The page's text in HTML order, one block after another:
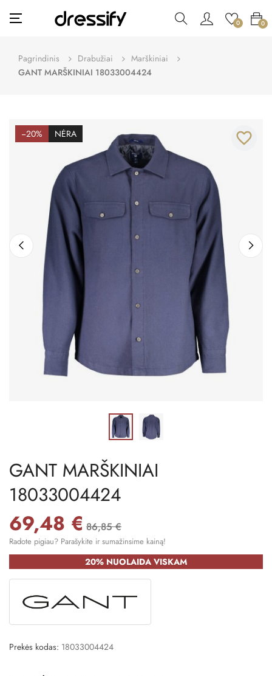
Toggle
navigation
☰ 0 0
Pagrindinis Drabužiai
Marškiniai
GANT MARŠKINIAI 18033004424
−20% NĖRA favorite_border
GANT MARŠKINIAI
18033004424
69,48 € 86,85 €
Radote pigiau? Parašykite ir sumažinsime kainą!
20% NUOLAIDA VISKAM
Prekės kodas: 18033004424